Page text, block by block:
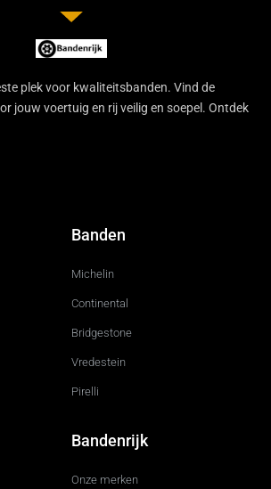
plek voor kwaliteitsbanden. Vind de
jouw voertuig en rij veilig en soepel. Ontdek
Banden
Michelin
Continental
Bridgestone
Vredestein
Pirelli
Bandenrijk
Onze merken